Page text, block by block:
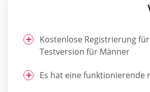
Kostenlose Registrierung
Testversion für Männer
Es hat eine funktionierende